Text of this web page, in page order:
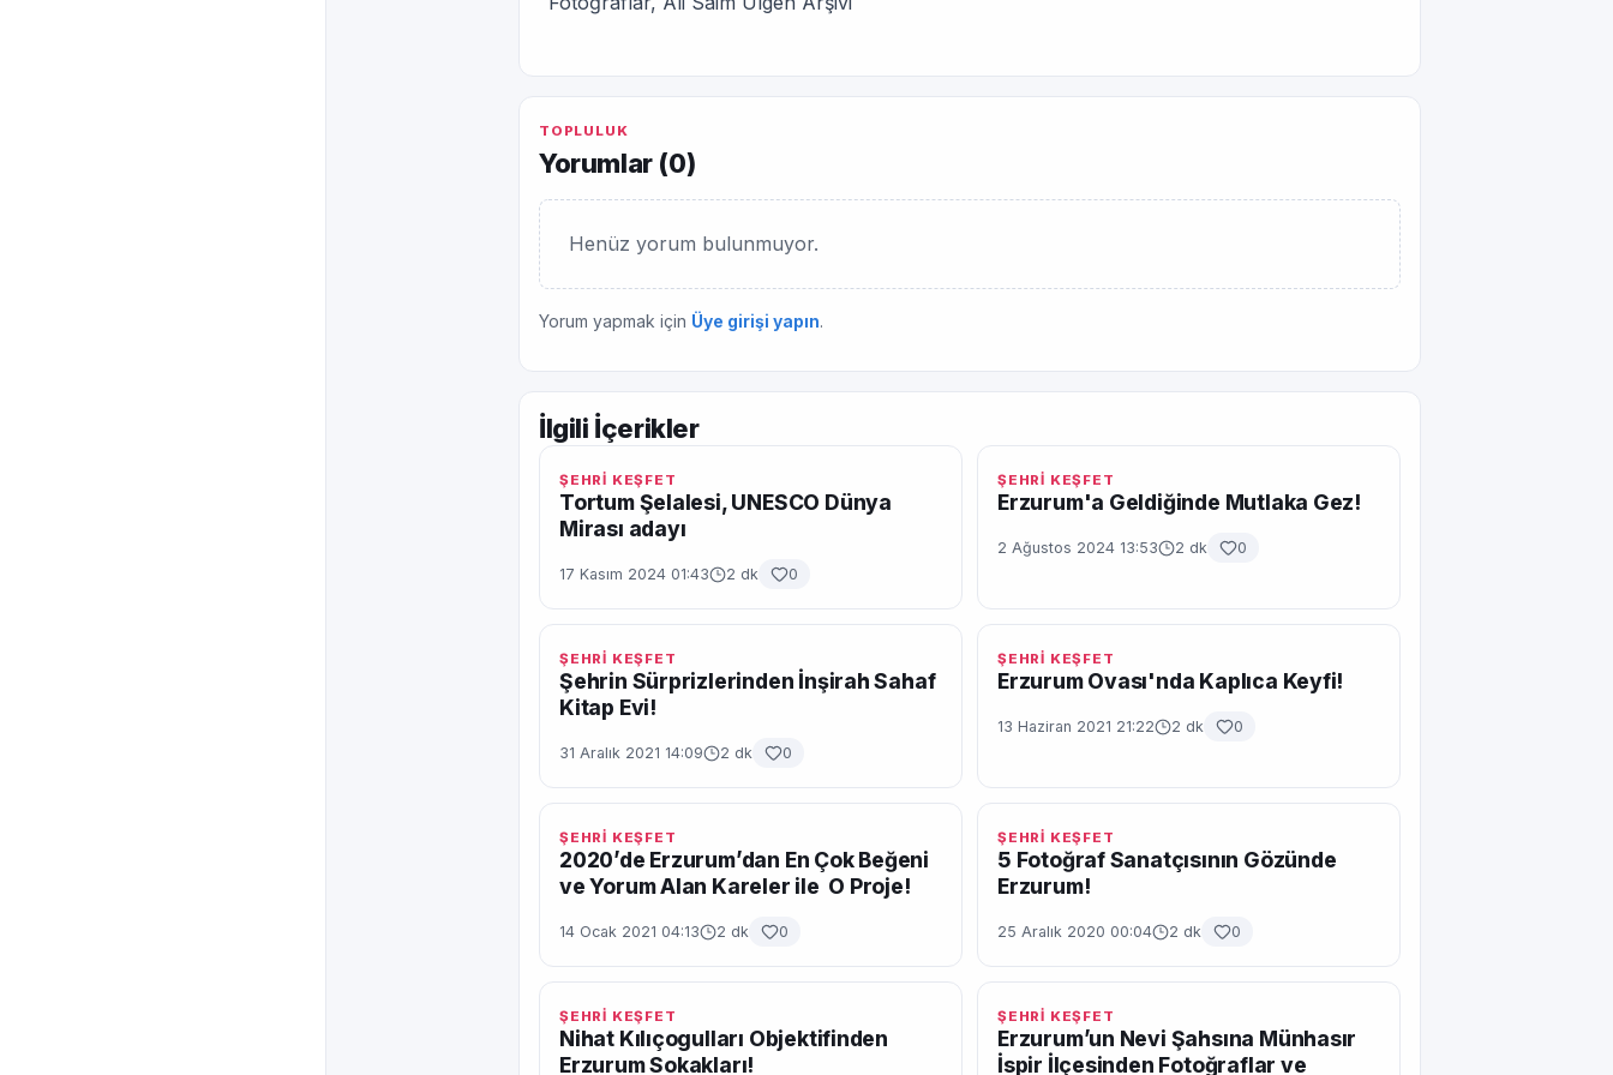
TOPLULUK
Yorumlar (0)
Henüz yorum bulunmuyor.
Yorum yapmak için Üye girişi yapın.
İlgili İçerikler
ŞEHRİ KEŞFET
Tortum Şelalesi, UNESCO Dünya
Mirası adayı
17 Kasım 2024 01:43 2 dk 0
ŞEHRİ KEŞFET
Erzurum'a Geldiğinde Mutlaka Gez!
2 Ağustos 2024 13:53 2 dk 0
ŞEHRİ KEŞFET
Şehrin Sürprizlerinden İnşirah Sahaf
Kitap Evi!
31 Aralık 2021 14:09 2 dk 0
ŞEHRİ KEŞFET
Erzurum Ovası'nda Kaplıca Keyfi!
13 Haziran 2021 21:22 2 dk 0
ŞEHRİ KEŞFET
2020’de Erzurum’dan En Çok Beğeni
ve Yorum Alan Kareler ile O Proje!
14 Ocak 2021 04:13 2 dk 0
ŞEHRİ KEŞFET
5 Fotoğraf Sanatçısının Gözünde
Erzurum!
25 Aralık 2020 00:04 2 dk 0
ŞEHRİ KEŞFET
Nihat Kılıçogulları Objektifinden
Erzurum Sokakları!
ŞEHRİ KEŞFET
Erzurum’un Nevi Şahsına Münhasır
İspir İlçesinden Fotoğraflar ve